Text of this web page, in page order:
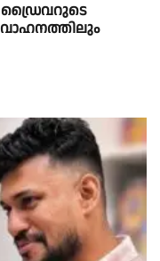
ഡ്രൈവറുടെ